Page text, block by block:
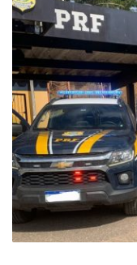
Desenvolvido
por
Tecnologia
Sistemas